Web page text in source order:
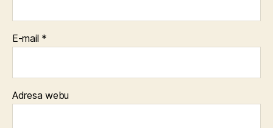
E-mail *
Adresa webu